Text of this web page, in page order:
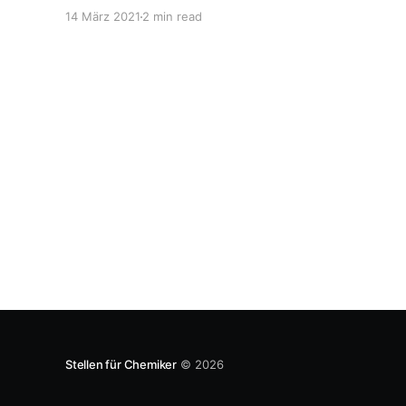
14 März 2021 2 min read
Stellen für Chemiker © 2026